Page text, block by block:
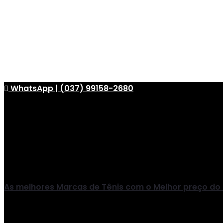
WhatsApp | (037) 99158-2680
As melhores Marcas de Tênis com o Melhor preço